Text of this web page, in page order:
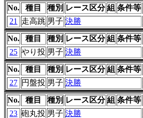
No. 種目 種別 レース区分 組 条件等
21
走高跳 男子 決勝
No. 種目 種別 レース区分 組 条件等
25 やり投 男子 決勝
No. 種目 種別 レース区分 組 条件等
27 円盤投 男子 決勝
No. 種目 種別 レース区分 組 条件等
23 砲丸投 男子 決勝